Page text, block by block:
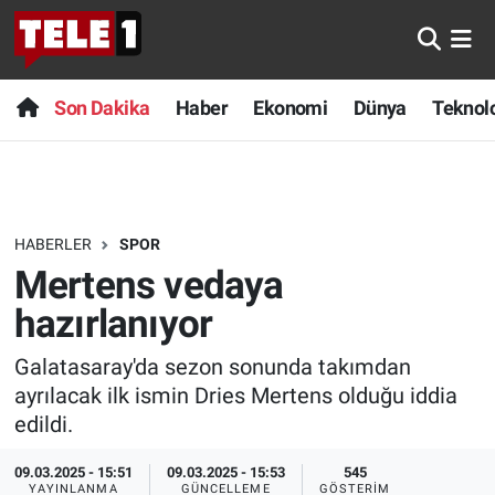
Son Dakika Haber Ekonomi Dünya
HABERLER SPOR
Mertens vedaya
hazırlanıyor
Galatasaray'da sezon sonunda takımdan
ayrılacak ilk ismin Dries Mertens olduğu iddia
edildi.
09.03.2025 - 15:51
YAYINLANMA
09.03.2025 - 15:53
GÜNCELLEME
545
GÖSTERIM
Anında Manşet
Başka Sohbetler
Bilim turu
Bilim ve Teknoloji Evreni
Doğa Konuşuyor
Dünya
Ege Saati
Son Dakika
Haber
Dünya
Teknoloji
Sağlık
Spor
Yayın Akışı
Nöbetçi Eczaneler
Hava Durumu
Trafik Durumu
Süper Lig Puan Durumu ve Fikstür
Tüm Manşetler
Son Dakika Haberleri
Haber Arşivi